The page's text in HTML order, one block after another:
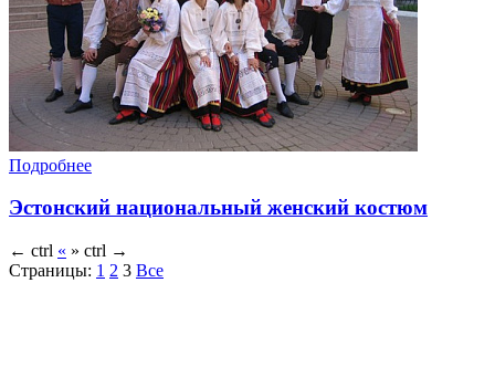
Подробнее
Эстонский национальный женский костюм
← ctrl « » ctrl →
Страницы: 1 2 3 Все